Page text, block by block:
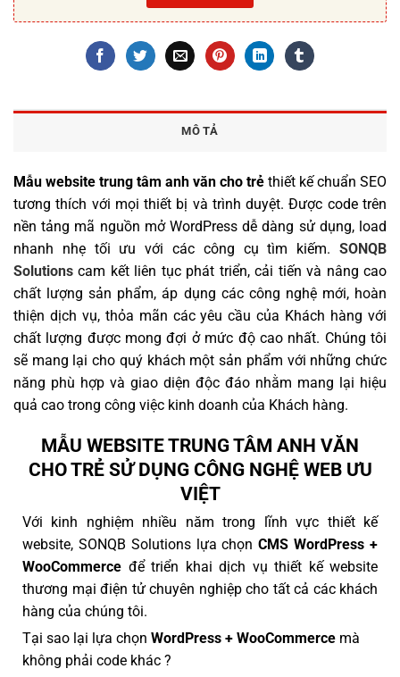
MÔ TẢ
Mẫu website trung tâm anh văn cho trẻ thiết kế chuẩn SEO
tương thích với mọi thiết bị và trình duyệt. Được code trên
nền tảng mã nguồn mở WordPress dễ dàng sử dụng, load
nhanh nhẹ tối ưu với các công cụ tìm kiếm. SONQB
Solutions cam kết liên tục phát triển, cải tiến và nâng cao
chất lượng sản phẩm, áp dụng các công nghệ mới, hoàn
thiện dịch vụ, thỏa mãn các yêu cầu của Khách hàng với
chất lượng được mong đợi ở mức độ cao nhất. Chúng tôi
sẽ mang lại cho quý khách một sản phẩm với những chức
năng phù hợp và giao diện độc đáo nhằm mang lại hiệu
quả cao trong công việc kinh doanh của Khách hàng.
MẪU WEBSITE TRUNG TÂM ANH VĂN
CHO TRẺ SỬ DỤNG CÔNG NGHỆ WEB ƯU
VIỆT
Với kinh nghiệm nhiều năm trong lĩnh vực thiết kế
website, SONQB Solutions lựa chọnCMS WordPress +
WooCommerce để triển khai dịch vụ thiết kế website
thương mại điện tử chuyên nghiệp cho tất cả các khách
hàng của chúng tôi.
Tại sao lại lựa chọn WordPress + WooCommerce mà
không phải code khác ?